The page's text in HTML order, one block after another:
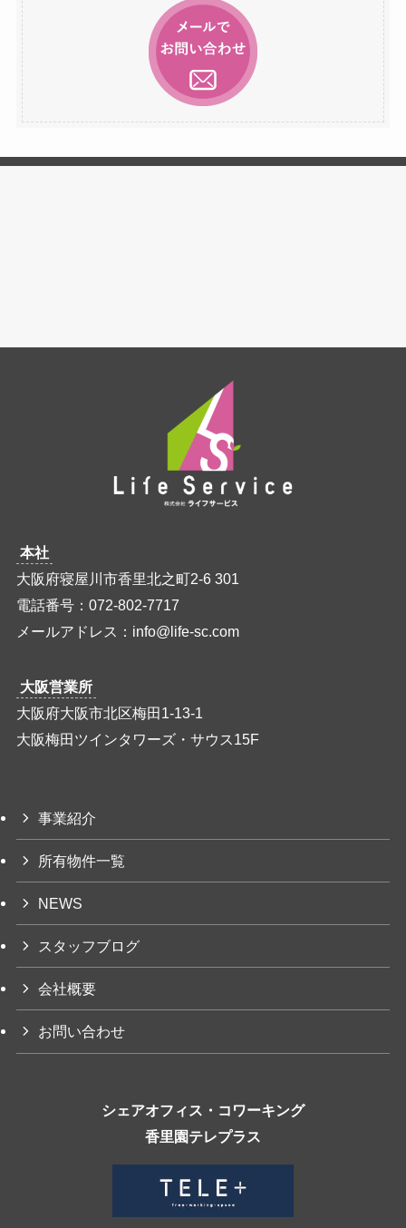
本社
大阪府寝屋川市香里北之町2-6 301
電話番号：072-802-7717
メールアドレス：info@life-sc.com
大阪営業所
大阪府大阪市北区梅田1-13-1
大阪梅田ツインタワーズ・サウス15F
事業紹介
所有物件一覧
NEWS
スタッフブログ
会社概要
お問い合わせ
シェアオフィス・コワーキング
香里園テレプラス